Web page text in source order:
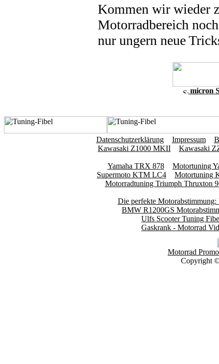
Kommen wir wieder
Motorradbereich
nur ungern neue
micron
Datenschutzerklärung Impressum
Kawasaki Z1000 MKII
Kawasaki
Yamaha TRX 878
Motortuning
Supermoto KTM LC4
Motortuning
Motorradtuning Triumph Thruxton
Die perfekte Motorabstimmung:
BMW R1200GS
Ulfs Scooter Tuning
Gaskrank - Motorrad
Motorrad
Copyright